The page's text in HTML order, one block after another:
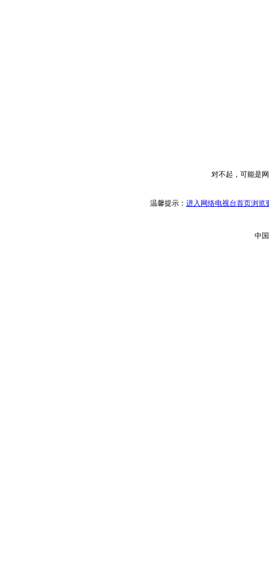
对不起，可能是
温馨提示： 进入网络电视台首页浏览
中